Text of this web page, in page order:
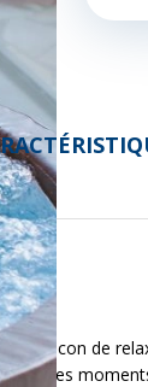
cocon de
des